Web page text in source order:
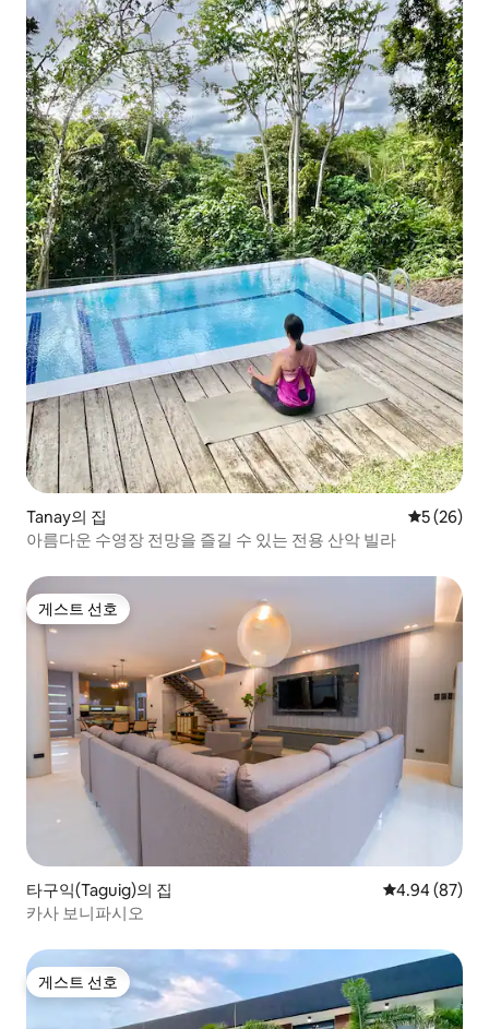
Tanay의 집 평점 5점(5
5 (26)
아름다운 수영장 전망을 즐길 수 있는 전용 산악 빌라
게스트 선호
게스트 선호
타구익(Taguig)의 집 평점 4.94점(5
4.94 (87)
카사 보니파시오
게스트 선호
게스트 선호